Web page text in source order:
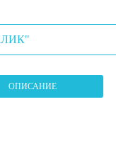
ОПИСАНИЕ